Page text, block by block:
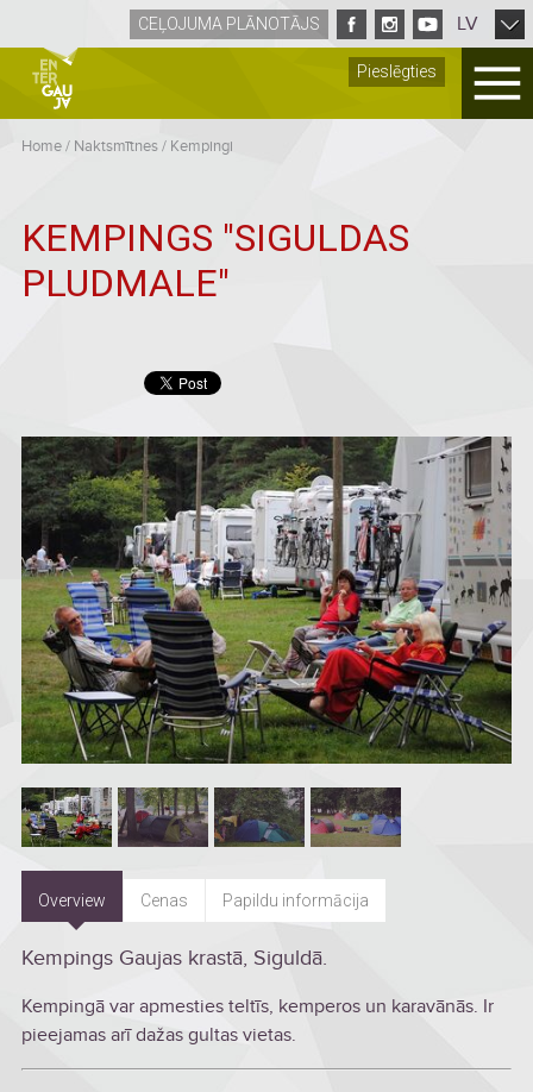
Pieslēgties
CEĻOJUMA PLĀNOTĀJS LV
Home/ Naktsmītnes/ Kempingi
KEMPINGS "SIGULDAS
PLUDMALE"
Overview Cenas Papildu informācija
Kempings Gaujas krastā, Siguldā.
Kempingā var apmesties teltīs, kemperos un karavānās. Ir
pieejamas arī dažas gultas vietas.